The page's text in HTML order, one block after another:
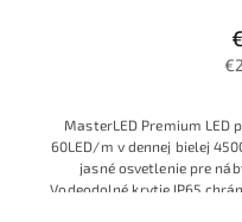
MasterLED Premium LED
60LED/m v dennej bielej
jasné osvetlenie pre
Vodeodolné krytie IP65